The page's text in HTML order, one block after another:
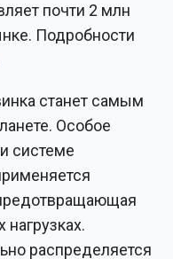
почти 2 млн
Подробности
станет самым
Особое
системе
распределяется